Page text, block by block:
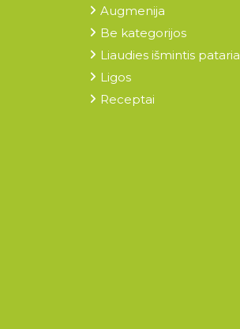
Augmenija
Be kategorijos
Liaudies išmintis pataria
Ligos
Receptai